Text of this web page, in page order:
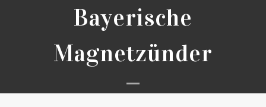
Bayerische
Magnetzünder
Open
Close